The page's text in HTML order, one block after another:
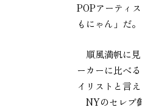
POPアーティ
もにゃん」だ。
順風満帆に見
ーカーに比べ
イリストと言
NYのセレブ